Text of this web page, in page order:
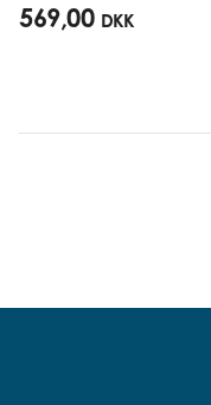
569,00 DKK